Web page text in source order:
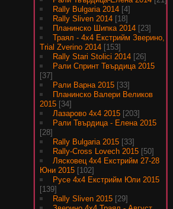
Rally Bulgaria 2014 [4]
Rally Sliven 2014 [18]
Планинско Шипка 2014 [23]
Траял - 4х4 Екстрийм Зверино,
Trial Zverino 2014 [153]
Rally Stari Stolici 2014 [26]
Рали Спринт Твърдица 2015
[37]
Рали Варна 2015 [33]
Планинско Валери Великов
2015 [34]
Лазарово 4х4 2015 [203]
Рали Твърдица - Елена 2015
[28]
Rally Bulgaria 2015 [33]
Rally-Cross Lovech 2015 [50]
Лясковец 4х4 Екстрийм 27-28
Юни 2015 [102]
Русе 4х4 Екстрийм Юли 2015
[139]
Rally Sliven 2015 [29]